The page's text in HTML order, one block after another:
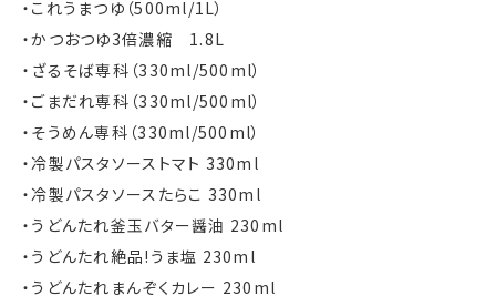
・これうまつゆ（500ml/1L）
・かつおつゆ3倍濃縮 1.8L
・ざるそば専科（330ml/500ml）
・ ごまだれ専科 （330ml/500ml）
・そうめん専科（330ml/500ml）
・冷製パスタソーストマト 330ml
・冷製パスタソースたらこ 330ml
・うどんたれ釜玉バター醤油 230ml
・うどんたれ絶品!うま塩 230ml
・うどんたれまんぞくカレー 230ml